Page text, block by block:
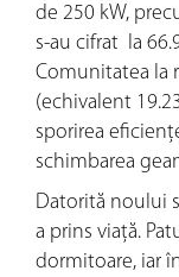
de 250 kW,
s-au cifrat la
Comunitatea la
(echivalent
sporirea
schimbarea
Datorită noului
a prins viață.
dormitoare, iar